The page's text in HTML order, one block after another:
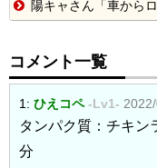
陽キャさん「車からロケット花火
コメント一覧
1: ひえコペ -Lv1-
タンパク質：チキン
分